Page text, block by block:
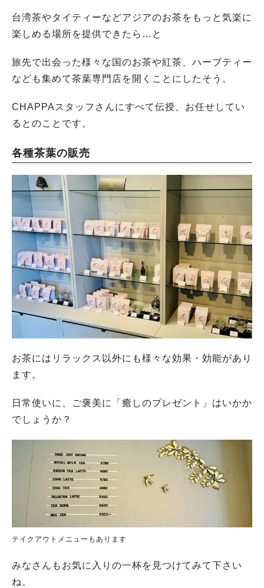
台湾茶やタイティーなどアジアのお茶をもっと気楽に
楽しめる場所を提供できたら…と
旅先で出会った様々な国のお茶や紅茶、ハーブティー
なども集めて茶葉専門店を開くことにしたそう。
CHAPPAスタッフさんにすべて伝授、お任せしてい
るとのことです。
各種茶葉の販売
お茶にはリラックス以外にも様々な効果・効能があり
ます。
日常使いに、ご褒美に「癒しのプレゼント」はいかか
でしょうか？
テイクアウトメニューもあります
みなさんもお気に入りの一杯を見つけてみて下さい
ね。